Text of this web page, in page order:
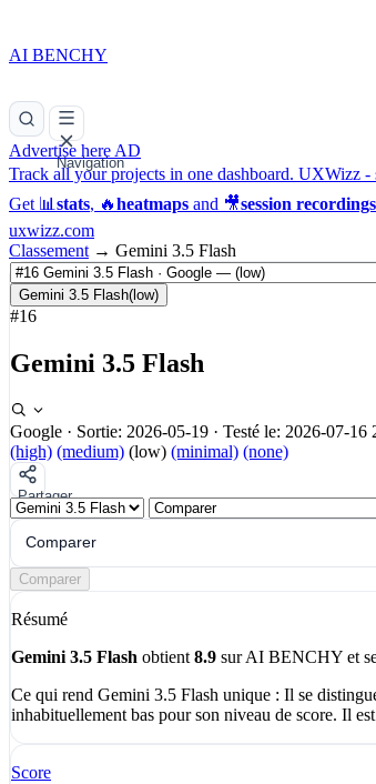
AI BENCHY
Navigation
Advertise here AD
Track all your projects in one dashboard. UXWizz -
Get 📊 stats, 🔥heatmaps and 🎥session recordings
uxwizz.com
Classement → Gemini 3.5 Flash
Gemini 3.5 Flash(low)
#16
Gemini 3.5 Flash
Google · Sortie: 2026-05-19 · Testé le: 2026-07-16
(high) (medium) (low) (minimal) (none)
Partager
Comparer
Comparer
Résumé
Gemini 3.5 Flash obtient 8.9 sur AI BENCHY et
Ce qui rend Gemini 3.5 Flash unique : Il se
inhabituellement bas pour son niveau de score. Il
Score